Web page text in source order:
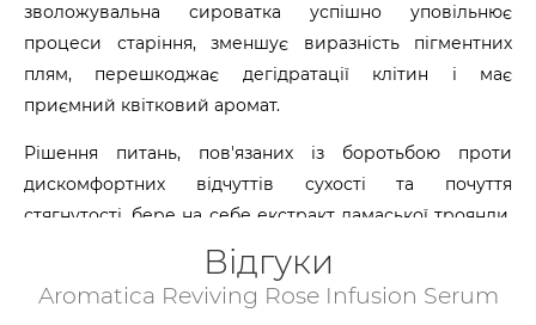
зволожувальна сироватка успішно уповільнює
процеси старіння, зменшує виразність пігментних
плям, перешкоджає дегідратації клітин і має
приємний квітковий аромат.
Рішення питань, пов'язаних із боротьбою проти
дискомфортних відчуттів сухості та почуття
стягнутості, бере на себе екстракт дамаської троянди.
Вирівнює рельєф шкіри, зменшуючи кількість і
глибину мімічних зморшок ефірні олії дамаської
троянди. До речі, сам рослинний компонент є
Відгуки
Aromatica Reviving Rose Infusion Serum